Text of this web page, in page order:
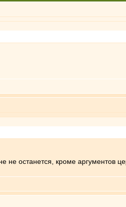
не останется, кроме аргументов